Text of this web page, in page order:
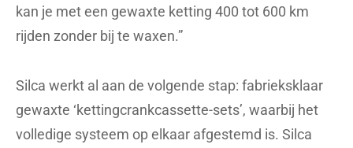
kan je met een gewaxte ketting 400 tot 600 km
rijden zonder bij te waxen.”
Silca werkt al aan de volgende stap: fabrieksklaar
gewaxte ‘kettingcrankcassette-sets’, waarbij het
volledige systeem op elkaar afgestemd is. Silca